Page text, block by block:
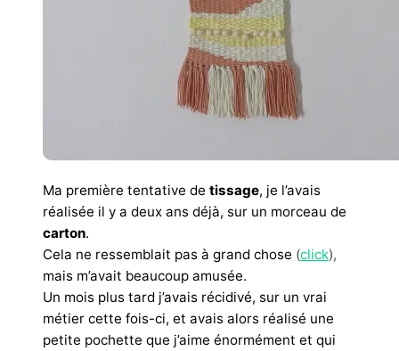
Ma première tentative de tissage, je l’avais
réalisée il y a deux ans déjà, sur un morceau de
carton.
Cela ne ressemblait pas à grand chose (click),
mais m’avait beaucoup amusée.
Un mois plus tard j’avais récidivé, sur un vrai
métier cette fois-ci, et avais alors réalisé une
petite pochette que j’aime énormément et qui